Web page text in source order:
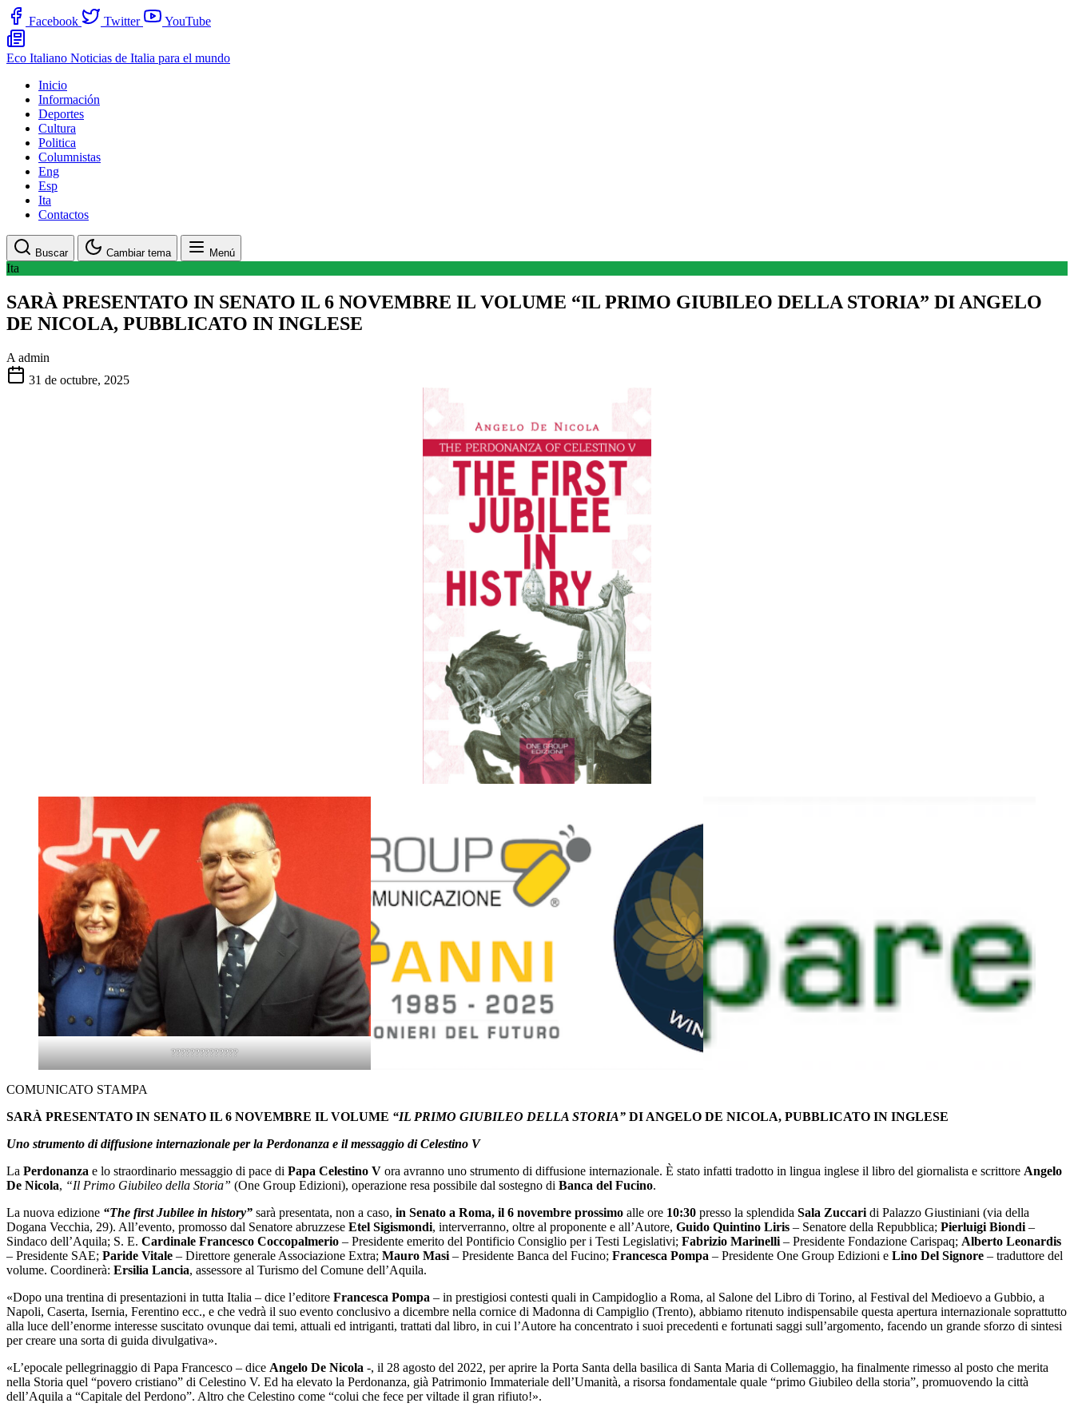
Facebook Twitter YouTube
Eco Italiano Noticias de Italia para el mundo
Inicio
Información
Deportes
Cultura
Politica
Columnistas
Eng
Esp
Ita
Contactos
Buscar Cambiar tema Menú
Ita
SARÀ PRESENTATO IN SENATO IL 6 NOVEMBRE IL VOLUME “IL PRIMO GIUBILEO DELLA STORIA” DI ANGELO
DE NICOLA, PUBBLICATO IN INGLESE
A admin
31 de octubre, 2025
??????????????
COMUNICATO STAMPA
SARÀ PRESENTATO IN SENATO IL 6 NOVEMBRE IL VOLUME “IL PRIMO GIUBILEO DELLA STORIA” DI ANGELO DE NICOLA, PUBBLICATO IN INGLESE
Uno strumento di diffusione internazionale per la Perdonanza e il messaggio di Celestino V
La Perdonanza e lo straordinario messaggio di pace di Papa Celestino V ora avranno uno strumento di diffusione internazionale. È stato infatti tradotto in lingua inglese il libro del giornalista e scrittore Angelo
De Nicola, “Il Primo Giubileo della Storia” (One Group Edizioni), operazione resa possibile dal sostegno di Banca del Fucino.
La nuova edizione “The first Jubilee in history” sarà presentata, non a caso, in Senato a Roma, il 6 novembre prossimo alle ore 10:30 presso la splendida Sala Zuccari di Palazzo Giustiniani (via della
Dogana Vecchia, 29). All’evento, promosso dal Senatore abruzzese Etel Sigismondi, interverranno, oltre al proponente e all’Autore, Guido Quintino Liris – Senatore della Repubblica; Pierluigi Biondi –
Sindaco dell’Aquila; S. E. Cardinale Francesco Coccopalmerio – Presidente emerito del Pontificio Consiglio per i Testi Legislativi; Fabrizio Marinelli – Presidente Fondazione Carispaq; Alberto Leonardis
– Presidente SAE; Paride Vitale – Direttore generale Associazione Extra; Mauro Masi – Presidente Banca del Fucino; Francesca Pompa – Presidente One Group Edizioni e Lino Del Signore – traduttore del
volume. Coordinerà: Ersilia Lancia, assessore al Turismo del Comune dell’Aquila.
«Dopo una trentina di presentazioni in tutta Italia – dice l’editore Francesca Pompa – in prestigiosi contesti quali in Campidoglio a Roma, al Salone del Libro di Torino, al Festival del Medioevo a Gubbio, a
Napoli, Caserta, Isernia, Ferentino ecc., e che vedrà il suo evento conclusivo a dicembre nella cornice di Madonna di Campiglio (Trento), abbiamo ritenuto indispensabile questa apertura internazionale soprattutto
alla luce dell’enorme interesse suscitato ovunque dai temi, attuali ed intriganti, trattati dal libro, in cui l’Autore ha concentrato i suoi precedenti e fortunati saggi sull’argomento, facendo un grande sforzo di sintesi
per creare una sorta di guida divulgativa».
«L’epocale pellegrinaggio di Papa Francesco – dice Angelo De Nicola -, il 28 agosto del 2022, per aprire la Porta Santa della basilica di Santa Maria di Collemaggio, ha finalmente rimesso al posto che merita
nella Storia quel “povero cristiano” di Celestino V. Ed ha elevato la Perdonanza, già Patrimonio Immateriale dell’Umanità, a risorsa fondamentale quale “primo Giubileo della storia”, promuovendo la città
dell’Aquila a “Capitale del Perdono”. Altro che Celestino come “colui che fece per viltade il gran rifiuto!».